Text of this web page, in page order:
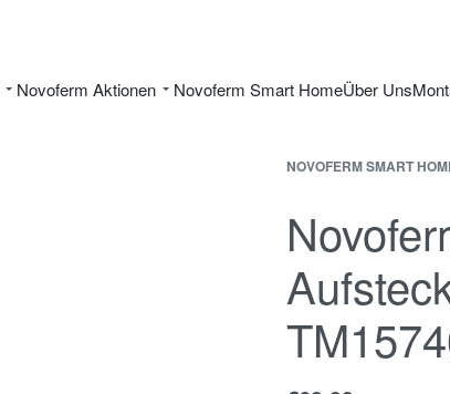
Novoferm Aktionen Novoferm Smart HomeÜber Uns
NOVOFERM SMART